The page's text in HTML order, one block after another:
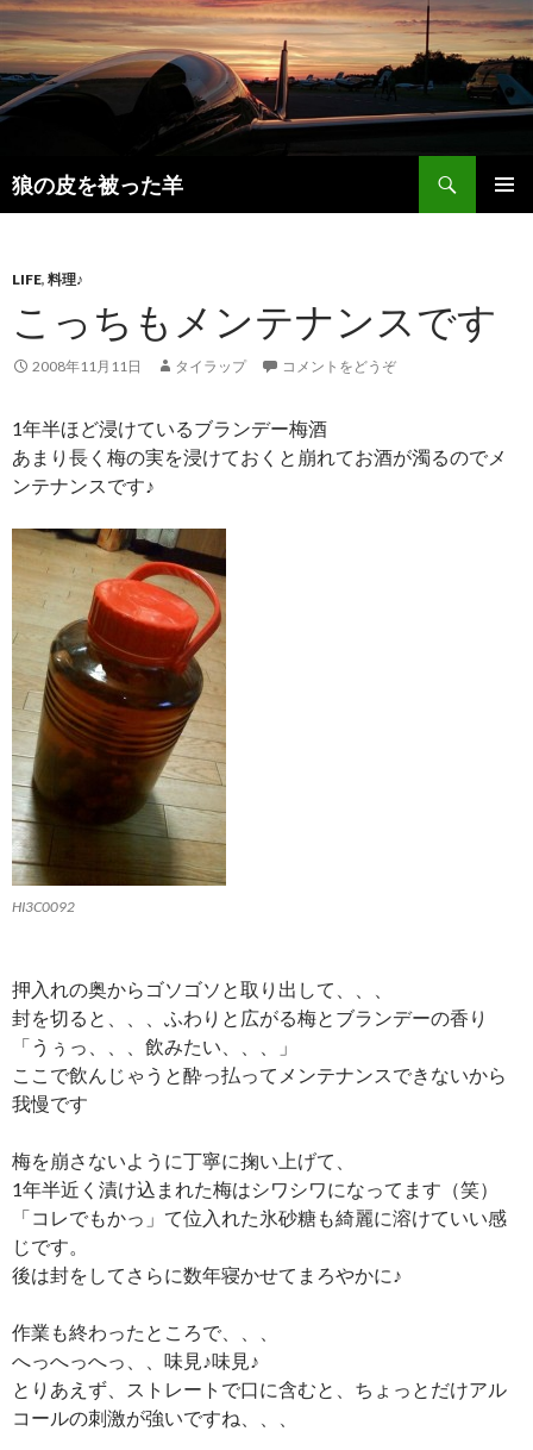
狼の皮を被った羊
検
索
ン
ツ
へ
移
LIFE, 料理♪
こっちもメンテナンスです
2008年11月11日 タイラップ コメントをどうぞ
1年半ほど浸けているブランデー梅酒
あまり長く梅の実を浸けておくと崩れてお酒が濁るのでメ
ンテナンスです♪
HI3C0092
押入れの奥からゴソゴソと取り出して、、、
封を切ると、、、ふわりと広がる梅とブランデーの香り
「うぅっ、、、飲みたい、、、」
ここで飲んじゃうと酔っ払ってメンテナンスできないから
我慢です
梅を崩さないように丁寧に掬い上げて、
1年半近く漬け込まれた梅はシワシワになってます（笑）
「コレでもかっ」て位入れた氷砂糖も綺麗に溶けていい感
じです。
後は封をしてさらに数年寝かせてまろやかに♪
作業も終わったところで、、、
へっへっへっ、、味見♪味見♪
とりあえず、ストレートで口に含むと、ちょっとだけアル
コールの刺激が強いですね、、、